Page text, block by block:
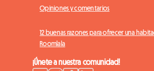
Opiniones y comentarios
12 buenas razones para ofrecer una
Roomlala
¡Únete a nuestra comunidad!